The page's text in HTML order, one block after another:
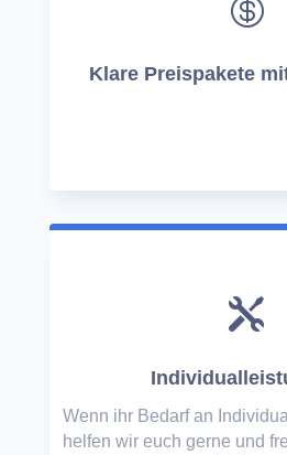

Klare Preispakete

Wenn ihr Bedarf an
helfen wir euch gerne und